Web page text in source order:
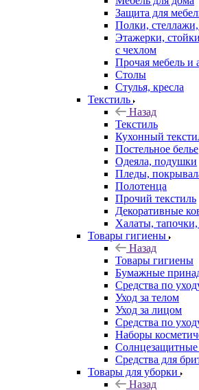
Защита для
Полки,
Этажерки,
с чехлом
Прочая мебель и
Столы
Стулья, кресла
Текстиль
Назад
Текстиль
Кухонный
Постельное белье
Одеяла, подушки
Пледы,
Полотенца
Прочий текстиль
Декоративные
Халаты,
Товары гигиены
Назад
Товары гигиены
Бумажные
Средства по
Уход за телом
Уход за лицом
Средства по
Наборы
Солнцезащитные
Средства для
Товары для уборки
Назад